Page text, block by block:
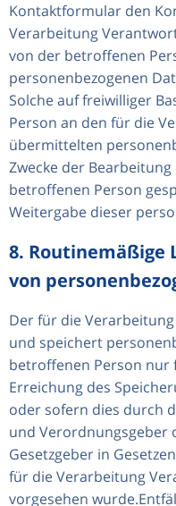
Kontaktformular den
Verarbeitung
von der betroffenen
personenbezogenen
Solche auf freiwilliger
Person an den für die
übermittelten
Zwecke der
betroffenen Person
Weitergabe dieser
8. Routinemäßige
von
Der für die
und speichert
betroffenen Person nur
Erreichung des
oder sofern dies durch
und Verordnungsgeber
Gesetzgeber in
für die Verarbeitung
vorgesehen